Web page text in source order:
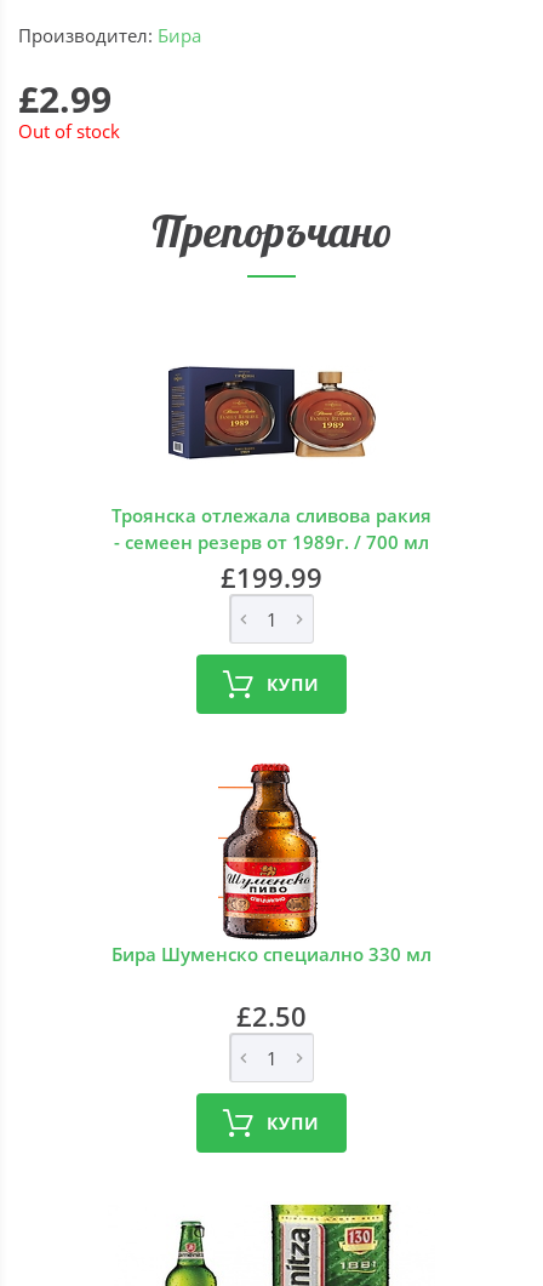
Производител: Бира
£2.99
Out of stock
Препоръчано
Троянска отлежала сливова ракия
- семеен резерв от 1989г. / 700 мл
£199.99
КУПИ
Бира Шуменско специално 330 мл
£2.50
КУПИ